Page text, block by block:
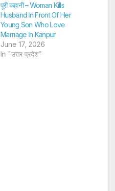
पूरी कहानी – Woman Kills
Husband In Front Of Her
Young Son Who Love
Marriage In Kanpur
June 17, 2026
In "उत्तर प्रदेश"